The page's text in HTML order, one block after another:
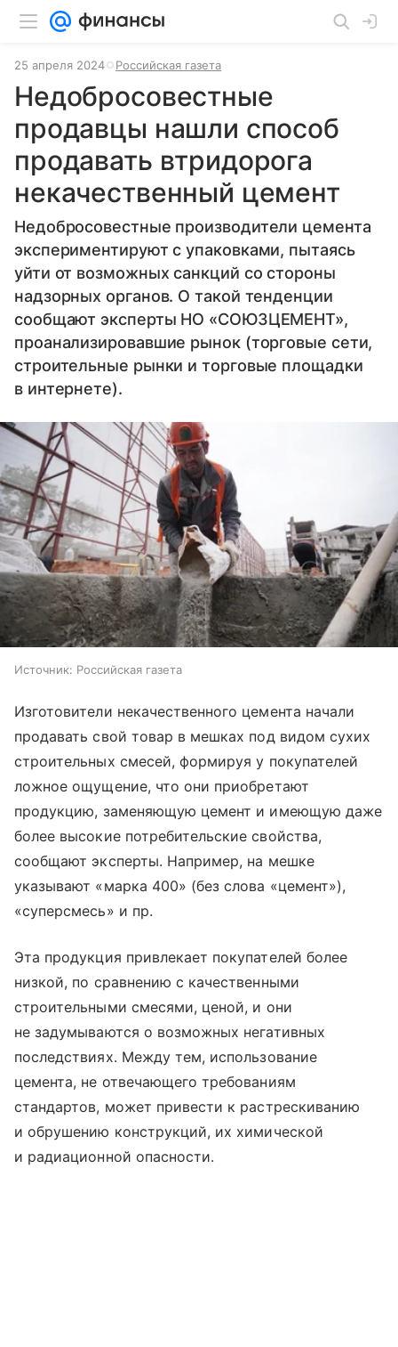
25 апреля 2024 Российская газета
Недобросовестные
продавцы нашли способ
продавать втридорога
некачественный цемент
Недобросовестные производители цемента
экспериментируют с упаковками, пытаясь
уйти от возможных санкций со стороны
надзорных органов. О такой тенденции
сообщают эксперты НО «СОЮЗЦЕМЕНТ»,
проанализировавшие рынок (торговые сети,
строительные рынки и торговые площадки
в интернете).
Источник: Российская газета
Изготовители некачественного цемента начали
продавать свой товар в мешках под видом сухих
строительных смесей, формируя у покупателей
ложное ощущение, что они приобретают
продукцию, заменяющую цемент и имеющую даже
более высокие потребительские свойства,
сообщают эксперты. Например, на мешке
указывают «марка 400» (без слова «цемент»),
«суперсмесь» и пр.
Эта продукция привлекает покупателей более
низкой, по сравнению с качественными
строительными смесями, ценой, и они
не задумываются о возможных негативных
последствиях. Между тем, использование
цемента, не отвечающего требованиям
стандартов, может привести к растрескиванию
и обрушению конструкций, их химической
и радиационной опасности.